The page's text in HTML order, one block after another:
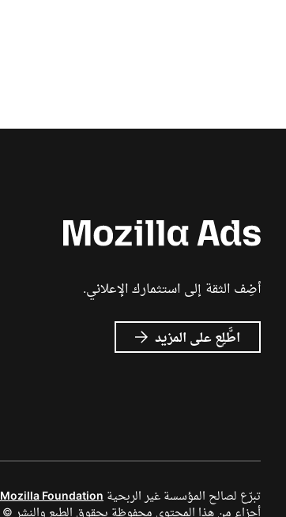
أضِف الثقة إلى استثمارك الإعلاني.
اطَّلِع على المزيد عن
إعلانات
تبرّع لصالح المؤسسة غير الربحية Mozilla Foundation